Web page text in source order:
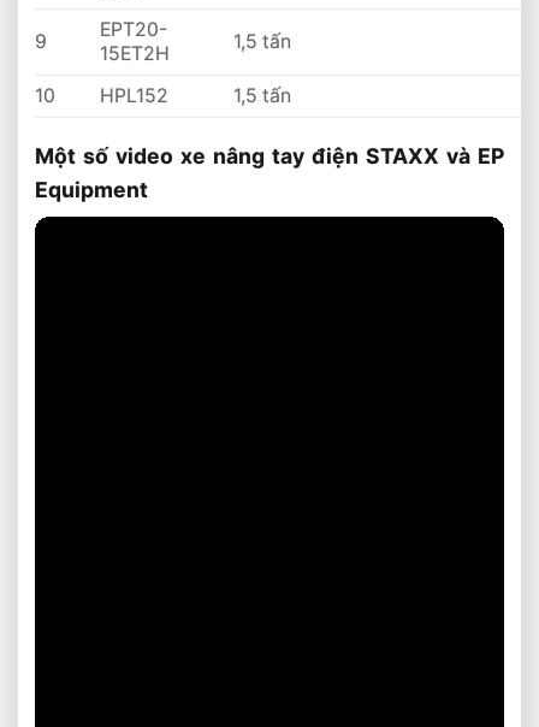
9
EPT20-
15ET2H
1,5 tấn
10 HPL152 1,5 tấn
Một số video xe nâng tay điện STAXX và EP
Equipment